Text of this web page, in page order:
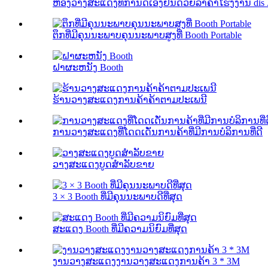
ຫ້ອງວາງສະແດງທີ່ກໍານົດເອງຢືນດ້ວຍລາຄາໂຮງງານ dis
ຕຶກທີ່ມີຄຸນນະພາບຄຸນນະພາບສູງທີ່ Booth Portable
ຝາຜະຫນັງ Booth
ຮ້ານວາງສະແດງການຄ້າຄ້າຕາມປະເພນີ
ການວາງສະແດງທີ່ໂດດເດັ່ນການຄ້າທີ່ມີການບໍລິການທີ່ດີ
ວາງສະແດງບູດສໍາລັບຂາຍ
3 × 3 Booth ທີ່ມີຄຸນນະພາບດີທີ່ສຸດ
ສະແດງ Booth ທີ່ມີຄວາມນິຍົມທີ່ສຸດ
ງານວາງສະແດງງານວາງສະແດງການຄ້າ 3 * 3M